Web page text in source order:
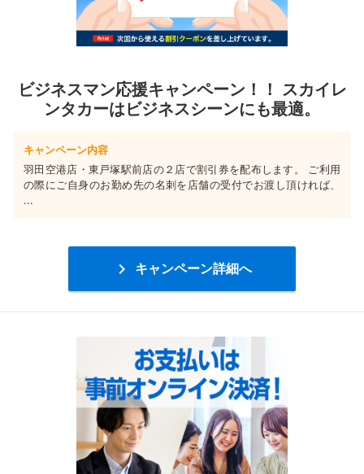
ビジネスマン応援キャンペーン！！ スカイレ
ンタカーはビジネスシーンにも最適。
キャンペーン内容
羽田空港店・東戸塚駅前店の２店で割引券を配布します。 ご利用
の際にご自身のお勤め先の名刺を店舗の受付でお渡し頂ければ、
...
 キャンペーン詳細へ